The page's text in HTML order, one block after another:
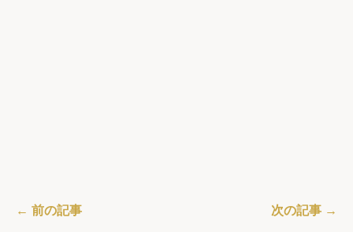
← 前の記事 次の記事 →